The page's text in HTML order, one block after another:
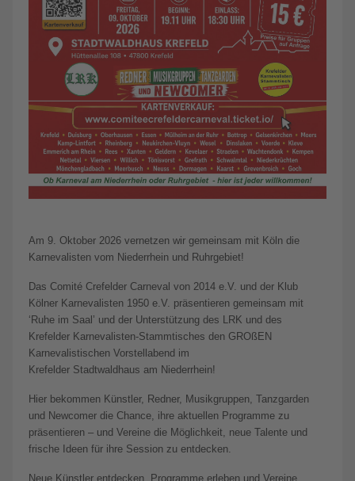
Am 9. Oktober 2026 vernetzen wir gemeinsam mit Köln die
Karnevalisten vom Niederrhein und Ruhrgebiet!
Das Comité Crefelder Carneval von 2014 e.V. und der Klub
Kölner Karnevalisten 1950 e.V. präsentieren gemeinsam mit
‘Ruhe im Saal’ und der Unterstützung des LRK und des
Krefelder Karnevalisten-Stammtisches den GROßEN
Karnevalistischen Vorstellabend im
Krefelder Stadtwaldhaus am Niederrhein!
Hier bekommen Künstler, Redner, Musikgruppen, Tanzgarden
und Newcomer die Chance, ihre aktuellen Programme zu
präsentieren – und Vereine die Möglichkeit, neue Talente und
frische Ideen für ihre Session zu entdecken.
Neue Künstler entdecken, Programme erleben und Vereine